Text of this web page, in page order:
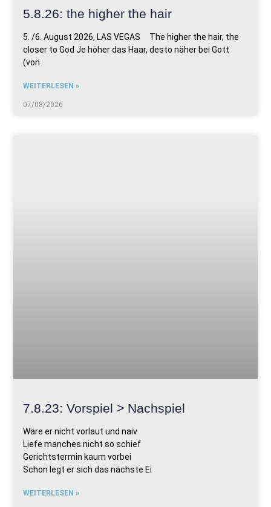
5.8.26: the higher the hair
5. /6. August 2026, LAS VEGAS The higher the hair, the
closer to God Je höher das Haar, desto näher bei Gott
(von
WEITERLESEN »
07/08/2026
7.8.23: Vorspiel > Nachspiel
Wäre er nicht vorlaut und naiv
Liefe manches nicht so schief
Gerichtstermin kaum vorbei
Schon legt er sich das nächste Ei
WEITERLESEN »